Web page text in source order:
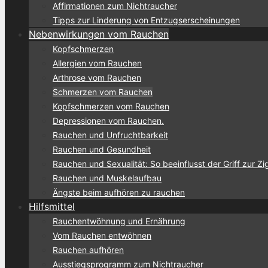
Affirmationen zum Nichtraucher
Tipps zur Linderung von Entzugserscheinungen
Nebenwirkungen vom Rauchen
Kopfschmerzen
Allergien vom Rauchen
Arthrose vom Rauchen
Schmerzen vom Rauchen
Kopfschmerzen vom Rauchen
Depressionen vom Rauchen.
Rauchen und Unfruchtbarkeit
Rauchen und Gesundheit
Rauchen und Sexualität: So beeinflusst der Griff zur
Rauchen und Muskelaufbau
Ängste beim aufhören zu rauchen
Hilfsmittel
Rauchentwöhnung und Ernährung
Vom Rauchen entwöhnen
Rauchen aufhören
Ausstiegsprogramm zum Nichtraucher